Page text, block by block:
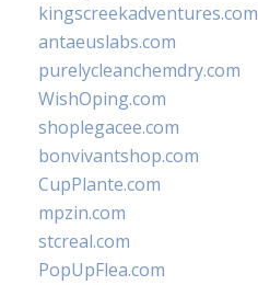
kingscreekadventures.com
antaeuslabs.com
purelycleanchemdry.com
WishOping.com
shoplegacee.com
bonvivantshop.com
CupPlante.com
mpzin.com
stcreal.com
PopUpFlea.com